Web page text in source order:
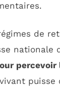
de
nationale